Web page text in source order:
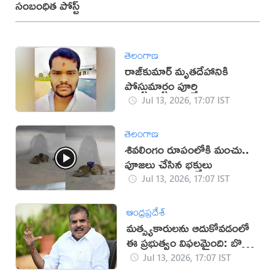
సంబంధిత పోస్ట్
తెలంగాణ
రాజ్‌కుమార్‌ మృతదేహానికి
పోస్టుమార్టం పూర్తి
Jul 13, 2026, 17:07 IST
తెలంగాణ
శివలింగం రూపంలోకి మంచు..
పూజలు చేసిన భక్తులు
Jul 13, 2026, 17:07 IST
ఆంధ్రప్రదేశ్
మత్స్యకారులను ఆదుకోవడంలో
ఈ ప్రభుత్వం విఫలమైంది: బొత్స
సత్యనారాయణ
Jul 13, 2026, 17:07 IST